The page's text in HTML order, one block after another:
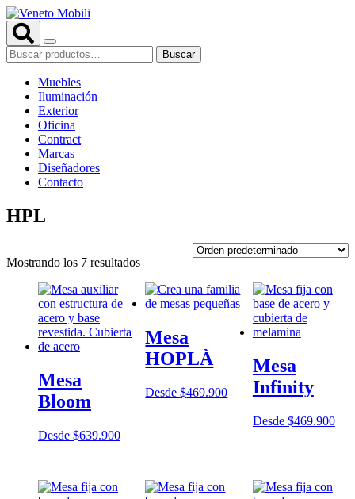
Saltar
al
contenido
Buscar
por:
Buscar
Muebles
Iluminación
Exterior
Oficina
Contract
Marcas
Diseñadores
Contacto
HPL
Mostrando los 7 resultados
Mesa
Bloom
Desde $639.900
Mesa
HOPLÀ
Desde$469.900
Mesa
Infinity
Desde $469.900